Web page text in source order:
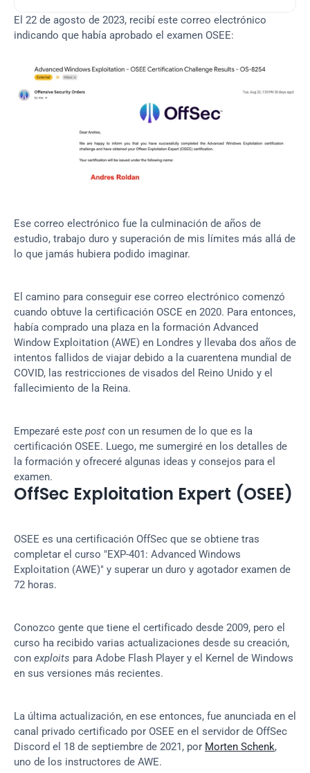
El 22 de agosto de 2023, recibí este correo electrónico
indicando que había aprobado el examen OSEE:
Ese correo electrónico fue la culminación de años de
estudio, trabajo duro y superación de mis límites más allá de
lo que jamás hubiera podido imaginar.
El camino para conseguir ese correo electrónico comenzó
cuando obtuve la certificación OSCE en 2020. Para entonces,
había comprado una plaza en la formación Advanced
Window Exploitation (AWE) en Londres y llevaba dos años de
intentos fallidos de viajar debido a la cuarentena mundial de
COVID, las restricciones de visados del Reino Unido y el
fallecimiento de la Reina.
Empezaré este post con un resumen de lo que es la
certificación OSEE. Luego, me sumergiré en los detalles de
la formación y ofreceré algunas ideas y consejos para el
examen.
OffSec Exploitation Expert (OSEE)
OSEE es una certificación OffSec que se obtiene tras
completar el curso "EXP-401: Advanced Windows
Exploitation (AWE)" y superar un duro y agotador examen de
72 horas.
Conozco gente que tiene el certificado desde 2009, pero el
curso ha recibido varias actualizaciones desde su creación,
con exploits para Adobe Flash Player y el Kernel de Windows
en sus versiones más recientes.
La última actualización, en ese entonces, fue anunciada en el
canal privado certificado por OSEE en el servidor de OffSec
Discord el 18 de septiembre de 2021, por Morten Schenk,
uno de los instructores de AWE.